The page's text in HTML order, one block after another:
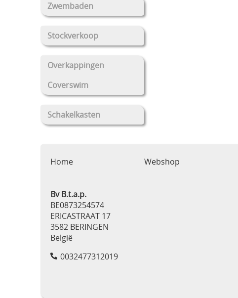
Zwembaden
Stockverkoop
Overkappingen
Coverswim
Schakelkasten
Home Webshop
Bv B.t.a.p.
BE0873254574
ERICASTRAAT 17
3582 BERINGEN
België
0032477312019